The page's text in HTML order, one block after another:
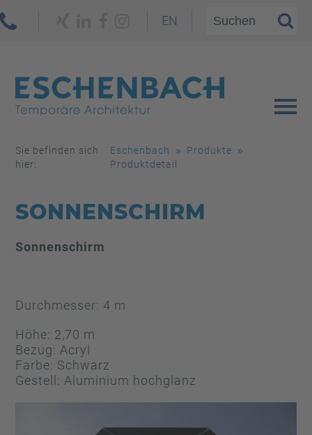
EN
Sie befinden sich
hier:
Eschenbach
Produkte
Produktdetail
SONNENSCHIRM
Sonnenschirm
Durchmesser: 4 m
Höhe: 2,70 m
Bezug: Acryl
Farbe: Schwarz
Gestell: Aluminium hochglanz